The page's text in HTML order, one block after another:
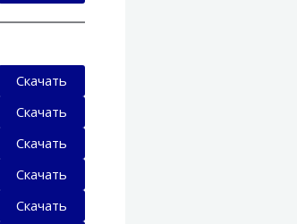
Скачать
Скачать
Скачать
Скачать
Скачать